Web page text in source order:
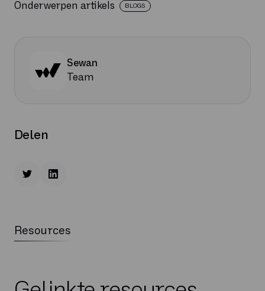
Onderwerpen artikels BLOGS
Sewan
Team
Delen
Resources